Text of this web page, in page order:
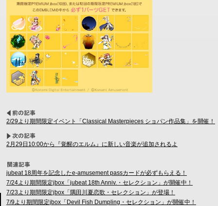
2/29より期間限定イベント「Classical Masterpieces ショパン作品集」を開催！
2月29日10:00から『覚醒のエルム』に新しい音楽が追加されるよ
jubeat 18周年を記念したe-amusement passカードが必ずもらえる！
7/24より期間限定jbox「jubeat 18th Anniv.・セレクション」が開催中！
7/23より期間限定jbox「隅田川夏恋歌・セレクション」が登場！
7/9より期間限定jbox「Devil Fish Dumpling・セレクション」が開催中！